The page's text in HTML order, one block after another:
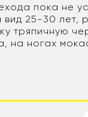
пока не
25-30 лет,
тряпичную
на ногах